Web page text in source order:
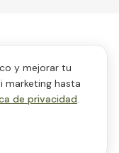
y mejorar tu
marketing hasta
de privacidad.